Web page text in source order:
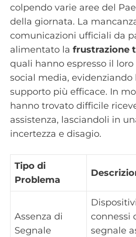
colpendo varie aree del
della giornata. La
comunicazioni ufficiali da
alimentato la frustrazione
quali hanno espresso il
social media, evidenziando
supporto più efficace. In
hanno trovato difficile
assistenza, lasciandoli in
incertezza e disagio.
Tipo di
Problema
Assenza di
Segnale
connessi
segnale